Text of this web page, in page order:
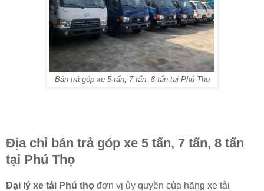
Bán trả góp xe 5 tấn, 7 tấn, 8 tấn tại Phú Thọ
Địa chỉ bán trả góp xe 5 tấn, 7 tấn, 8 tấn
tại Phú Thọ
Đại lý xe tải Phú thọ đơn vị ủy quyền của hãng xe tải